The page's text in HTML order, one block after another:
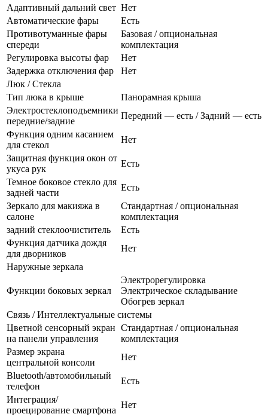
Адаптивный дальний свет Нет
Автоматические фары
Есть
Противотуманные фары
спереди
Базовая / опциональная
комплектация
Регулировка высоты фар
Нет
Задержка отключения фар
Нет
Люк / Стекла
Тип люка в крыше
Панорамная крыша
Электростеклоподъемники
передние/задние
Передний — есть / Задний — есть
Функция одним касанием
для стекол
Нет
Защитная функция окон от
укуса рук
Есть
Темное боковое стекло для
задней части
Есть
Зеркало для макияжа в
салоне
Стандартная / опциональная
комплектация
задний стеклоочиститель
Есть
Функция датчика дождя
для дворников
Нет
Наружные зеркала
Функции боковых зеркал
Электрорегулировка
Электрическое складывание
Обогрев зеркал
Связь / Интеллектуальные системы
Цветной сенсорный экран
на панели управления
Стандартная / опциональная
комплектация
Размер экрана
центральной консоли
Нет
Bluetooth/автомобильный
телефон
Есть
Интеграция/
проецирование смартфона
Нет